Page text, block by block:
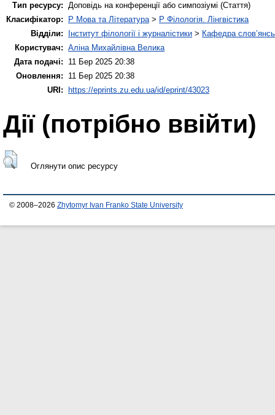
Тип ресурсу: Доповідь на конференції або симпозіумі (Стаття)
Класифікатор:
P Мова та Література> P Філологія. Лінгвістика
Відділи:
Інститут філології і журналістики > Кафедра
Користувач: Аліна Михайлівна Велика
Дата подачі:
11 Бер 2025 20:38
Оновлення:
11 Бер 2025 20:38
URI:
https://eprints.zu.edu.ua/id/eprint/43023
Дії ​​(потрібно ввійти)
Оглянути опис ресурсу
© 2008–2026 Zhytomyr Ivan Franko State University